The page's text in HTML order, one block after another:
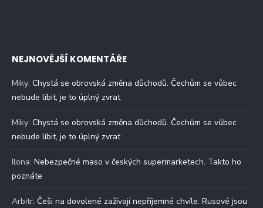
NEJNOVĚJŠÍ KOMENTÁŘE
Miky: Chystá se obrovská změna důchodů. Čechům se vůbec
nebude líbit, je to úplný zvrat
Miky: Chystá se obrovská změna důchodů. Čechům se vůbec
nebude líbit, je to úplný zvrat
Ilona: Nebezpečné maso v českých supermarketech. Takto ho
poznáte
Arbitr: Češi na dovolené zažívají nepříjemné chvíle. Rusové jsou